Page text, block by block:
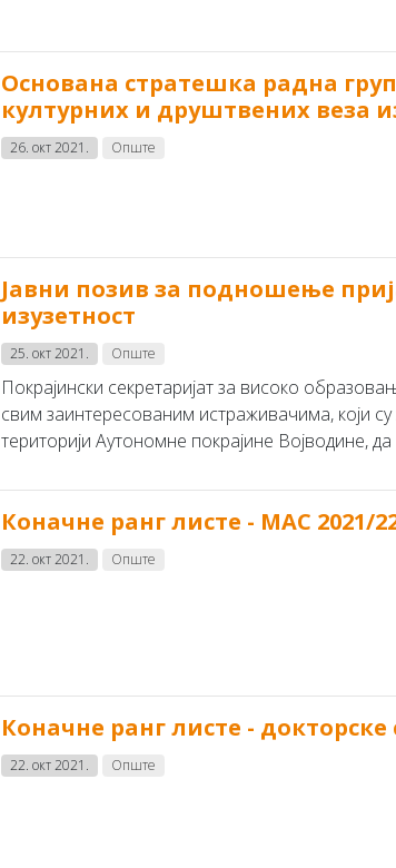
Основана стратешка радна
културних и друштвених веза
26. окт 2021. Опште
Јавни позив за подношење
изузетност
25. окт 2021. Опште
Покрајински секретаријат за високо
свим заинтересованим истраживачима, који
територији Аутономне покрајине Војводине, да
Коначне ранг листе - МАС 2021/
22. окт 2021. Опште
Коначне ранг листе - докторске
22. окт 2021. Опште